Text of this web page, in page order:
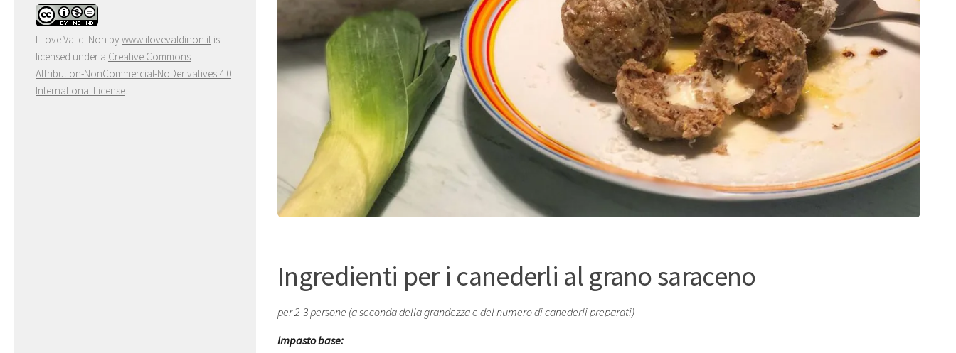
Ingredienti per i canederli al grano saraceno
per 2-3 persone (a seconda della grandezza e del numero di canederli preparati)
Impasto base:
I Love Val di Non bywww.ilovevaldinon.it is
licensed under a Creative Commons
Attribution-NonCommercial-NoDerivatives 4.0
International License.